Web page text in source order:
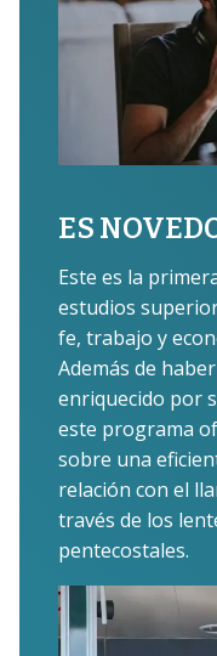
ES
Este es la
estudios
fe, trabajo y
Además de
enriquecido por
este programa
sobre una
relación con el
través de los
pentecostales.